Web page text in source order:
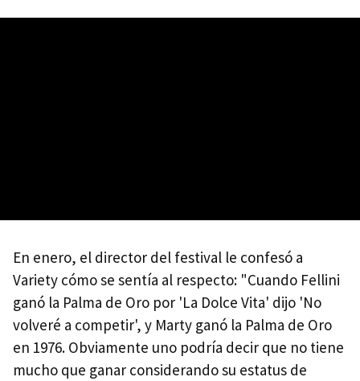
En enero, el director del festival le confesó a
Variety cómo se sentía al respecto: "Cuando Fellini
ganó la Palma de Oro por 'La Dolce Vita' dijo 'No
volveré a competir', y Marty ganó la Palma de Oro
en 1976. Obviamente uno podría decir que no tiene
mucho que ganar considerando su estatus de